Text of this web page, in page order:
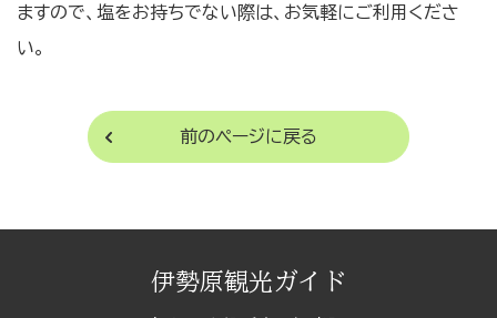
ますので、塩をお持ちでない際は、お気軽にご利用くださ
い。
前のページに戻る
伊勢原観光ガイド